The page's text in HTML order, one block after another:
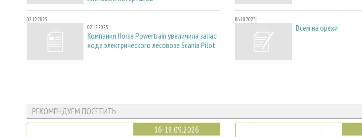
02.12.2025
02.12.2025
Компания Horse Powertrain увеличила запас
хода электрического лесовоза Scania Pilot
06.10.2023
Всем на орехи
РЕКОМЕНДУЕМ ПОСЕТИТЬ
16-18.09.2026